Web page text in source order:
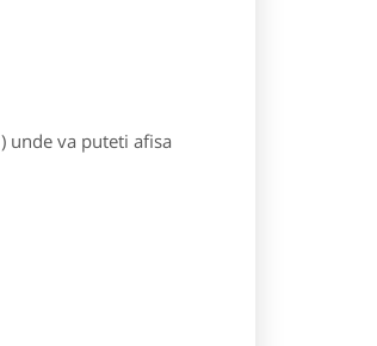
) unde va puteti afisa